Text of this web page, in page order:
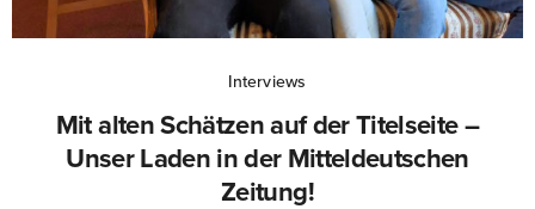
Interviews
Mit alten Schätzen auf der Titelseite –
Unser Laden in der Mitteldeutschen
Zeitung!